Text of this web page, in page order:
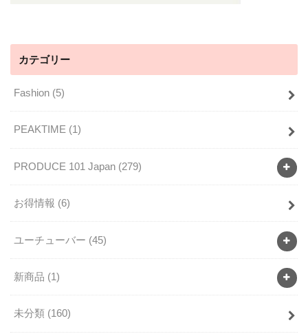
カテゴリー
Fashion (5)
PEAKTIME (1)
PRODUCE 101 Japan (279)
お得情報 (6)
ユーチューバー (45)
新商品 (1)
未分類 (160)